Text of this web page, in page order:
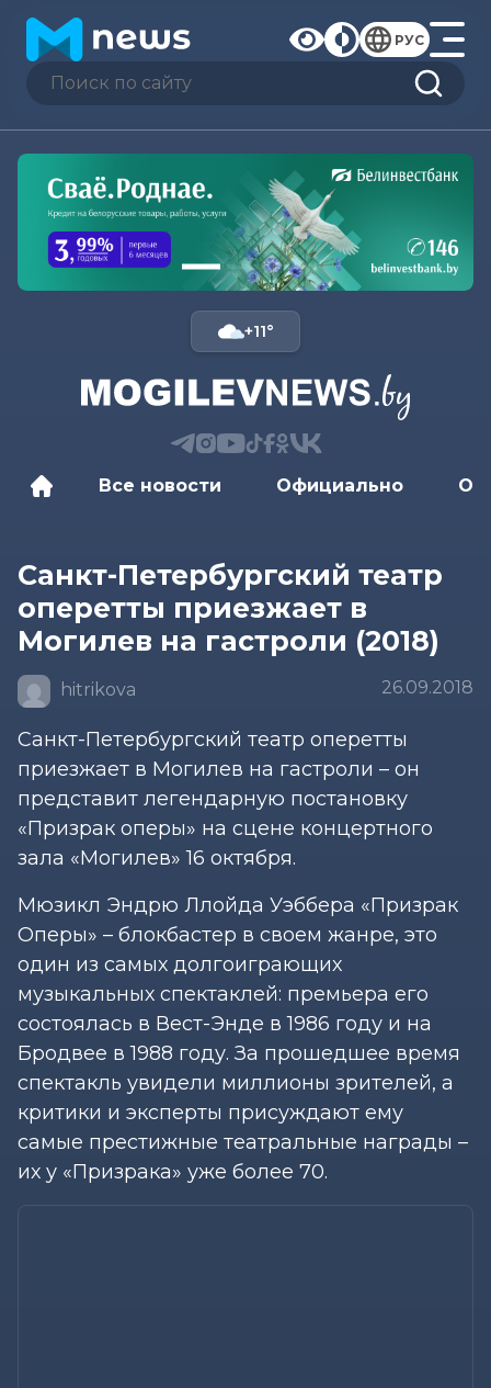
РУС
+11°
Все новости Официально
Санкт-Петербургский театр
оперетты приезжает в
Могилев на гастроли (2018)
hitrikova 26.09.2018
Санкт-Петербургский театр оперетты
приезжает в Могилев на гастроли – он
представит легендарную постановку
«Призрак оперы» на сцене концертного
зала «Могилев» 16 октября.
Мюзикл Эндрю Ллойда Уэббера «Призрак
Оперы» – блокбастер в своем жанре, это
один из самых долгоиграющих
музыкальных спектаклей: премьера его
состоялась в Вест-Энде в 1986 году и на
Бродвее в 1988 году. За прошедшее время
спектакль увидели миллионы зрителей, а
критики и эксперты присуждают ему
самые престижные театральные награды –
их у «Призрака» уже более 70.